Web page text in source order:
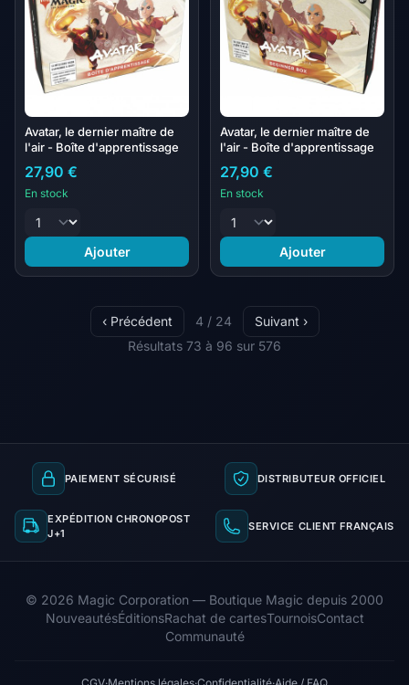
Avatar, le dernier maître de
l'air - Boîte d'apprentissage
27,90 €
En stock
Ajouter
Avatar, le dernier maître de
l'air - Boîte d'apprentissage
27,90 €
En stock
Ajouter
Résultats 73 à 96 sur 576
‹ Précédent 4 / 24 Suivant ›
PAIEMENT SÉCURISÉ DISTRIBUTEUR OFFICIEL
EXPÉDITION CHRONOPOST
J+1
SERVICE CLIENT FRANÇAIS
© 2026 Magic Corporation — Boutique Magic depuis 2000
NouveautésÉditionsRachat de cartesTournoisContact
Communauté